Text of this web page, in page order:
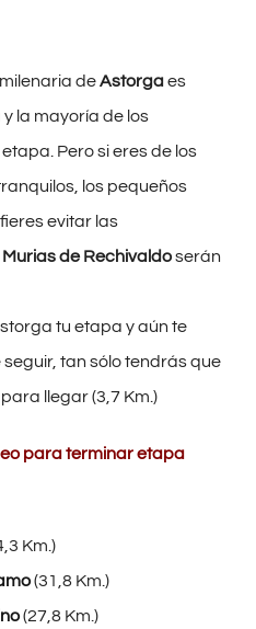
deAstorgaes
la mayoría de los
Pero si eres de los
los pequeños
evitar las
Murias de Rechivaldoserán
tu etapa y aún te
tan sólo tendrás que
llegar (3,7 Km.)
para terminar etapa
Km.)
(31,8 Km.)
(27,8 Km.)